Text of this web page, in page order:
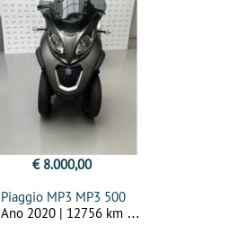
€ 8.000,00
Piaggio MP3 MP3 500
Ano 2020 | 12756 km